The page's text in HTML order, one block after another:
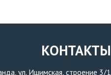
КОНТАКТЫ
ул. Ишимская, строение 3/1